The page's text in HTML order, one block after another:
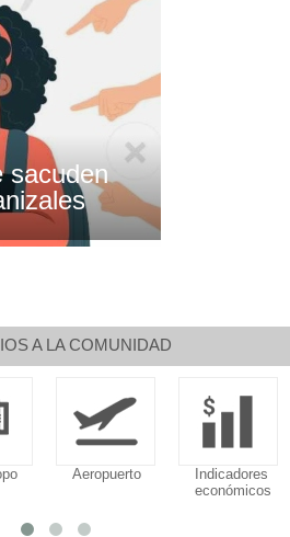
sacuden
A LA COMUNIDAD
Indicadores